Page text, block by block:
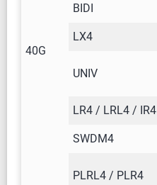
40G
BIDI
LX4
UNIV
LR4 / LRL4 / IR4
SWDM4
PLRL4 / PLR4